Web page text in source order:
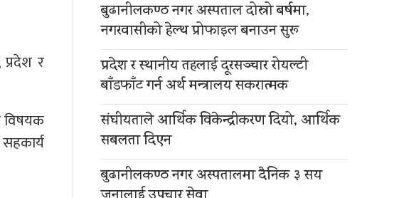
र
विषयक
बुढानीलकण्ठ नगर अस्पताल दोस्रो बर्षमा,
नगरवासीको हेल्थ प्रोफाइल बनाउन सुरू
प्रदेश र स्थानीय तहलाई दूरसञ्चार रोयल्टी
बाँडफाँट गर्न अर्थ मन्त्रालय सकरात्मक
संघीयताले आर्थिक विकेन्द्रीकरण दियो, आर्थिक
सबलता दिएन
बुढानीलकण्ठ नगर अस्पतालमा दैनिक ३ सय